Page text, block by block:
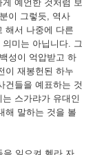
예언한 것처럼 보
이 그렇듯, 역사
해서 나중에 다른
미는 아닙니다. 그
성이 억압받고 하
이 재봉헌된 하누
건들을 예표하는 것
스가랴가 유대인
해 말하는 것을 볼